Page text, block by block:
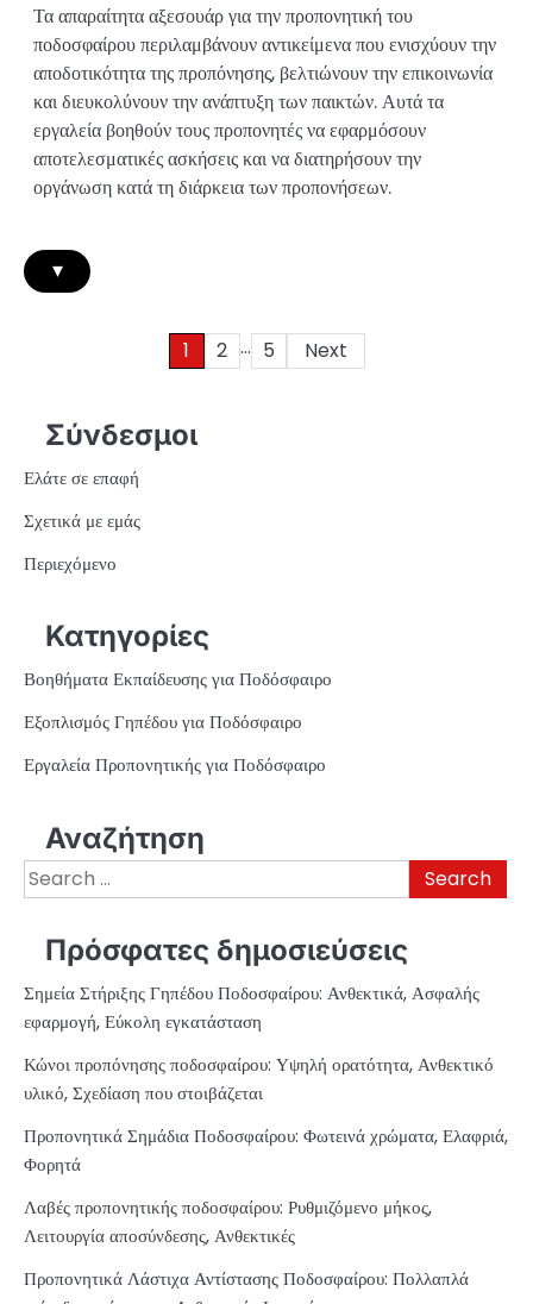
Τα απαραίτητα αξεσουάρ για την προπονητική του
ποδοσφαίρου περιλαμβάνουν αντικείμενα που ενισχύουν την
αποδοτικότητα της προπόνησης, βελτιώνουν την επικοινωνία
και διευκολύνουν την ανάπτυξη των παικτών. Αυτά τα
εργαλεία βοηθούν τους προπονητές να εφαρμόσουν
αποτελεσματικές ασκήσεις και να διατηρήσουν την
οργάνωση κατά τη διάρκεια των προπονήσεων.
▾
1 2 … 5 Next
Σύνδεσμοι
Ελάτε σε επαφή
Σχετικά με εμάς
Περιεχόμενο
Κατηγορίες
Βοηθήματα Εκπαίδευσης για Ποδόσφαιρο
Εξοπλισμός Γηπέδου για Ποδόσφαιρο
Εργαλεία Προπονητικής για Ποδόσφαιρο
Αναζήτηση
Search
for:
Πρόσφατες δημοσιεύσεις
Σημεία Στήριξης Γηπέδου Ποδοσφαίρου: Ανθεκτικά, Ασφαλής
εφαρμογή, Εύκολη εγκατάσταση
Κώνοι προπόνησης ποδοσφαίρου: Υψηλή ορατότητα, Ανθεκτικό
υλικό, Σχεδίαση που στοιβάζεται
Προπονητικά Σημάδια Ποδοσφαίρου: Φωτεινά χρώματα, Ελαφριά,
Φορητά
Λαβές προπονητικής ποδοσφαίρου: Ρυθμιζόμενο μήκος,
Λειτουργία αποσύνδεσης, Ανθεκτικές
Προπονητικά Λάστιχα Αντίστασης Ποδοσφαίρου: Πολλαπλά